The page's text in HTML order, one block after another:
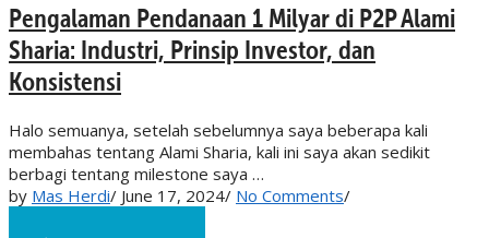
Pengalaman Pendanaan 1 Milyar di P2P Alami
Sharia: Industri, Prinsip Investor, dan
Konsistensi
Halo semuanya, setelah sebelumnya saya beberapa kali
membahas tentang Alami Sharia, kali ini saya akan sedikit
berbagi tentang milestone saya …
by Mas Herdi/ June 17, 2024/ No Comments/